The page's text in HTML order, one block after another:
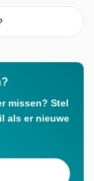
missen? Stel
als er nieuwe